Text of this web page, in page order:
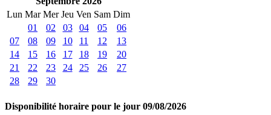
Lun Mar Mer Jeu Ven Sam Dim
01
02 03 04 05
06
07
08 09 10 11 12
13
14
15 16 17 18 19
20
21
22 23 24 25 26
27
28
29 30
Disponibilité horaire pour le jour 09/08/2026